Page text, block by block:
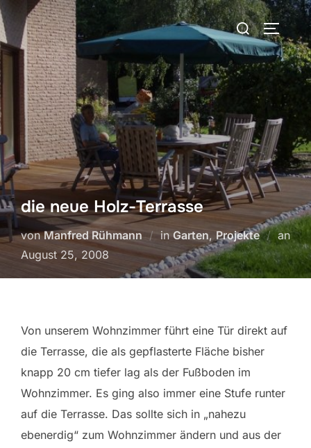
Zum
Inhalt
springen
Suchen
nach:
die neue Holz-Terrasse
vonManfred Rühmann in Garten, Projekte
an
Veröffentlicht
August 25, 2008
Von unserem Wohnzimmer führt eine Tür direkt auf
die Terrasse, die als gepflasterte Fläche bisher
knapp 20 cm tiefer lag als der Fußboden im
Wohnzimmer. Es ging also immer eine Stufe runter
auf die Terrasse. Das sollte sich in „nahezu
ebenerdig“ zum Wohnzimmer ändern und aus der